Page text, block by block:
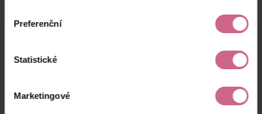
Preferenční
Statistické
Marketingové